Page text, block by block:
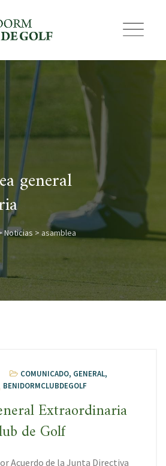
general
Noticias > asamblea
COMUNICADO, GENERAL,
BENIDORMCLUBDEGOLF
Extraordinaria
de Golf
Acuerdo de la Junta Directiva